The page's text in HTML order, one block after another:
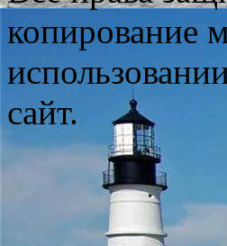
копирование
сайт.